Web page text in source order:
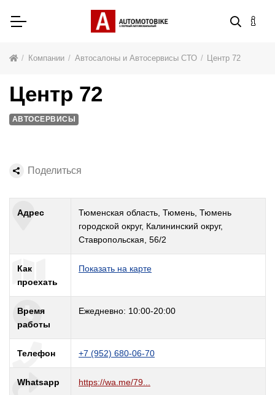
Компании Автосалоны и Автосервисы СТО Центр 72
Адрес
Тюменская область, Тюмень, Тюмень
городской округ, Калининский округ,
Ставропольская, 56/2
Как
проехать
Показать на карте
Время
работы
Ежедневно: 10:00-20:00
Телефон +7 (952) 680-06-70
Whatsapp https://wa.me/79...
Центр 72
АВТОСЕРВИСЫ
Поделиться